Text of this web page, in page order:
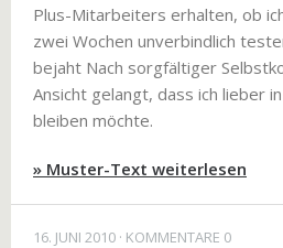
Plus-Mitarbeiters erhalten, ob
zwei Wochen unverbindlich
bejaht Nach sorgfältiger
Ansicht gelangt, dass ich lieber
bleiben möchte.
» Muster-Text weiterlesen
16. JUNI 2010 KOMMENTARE 0